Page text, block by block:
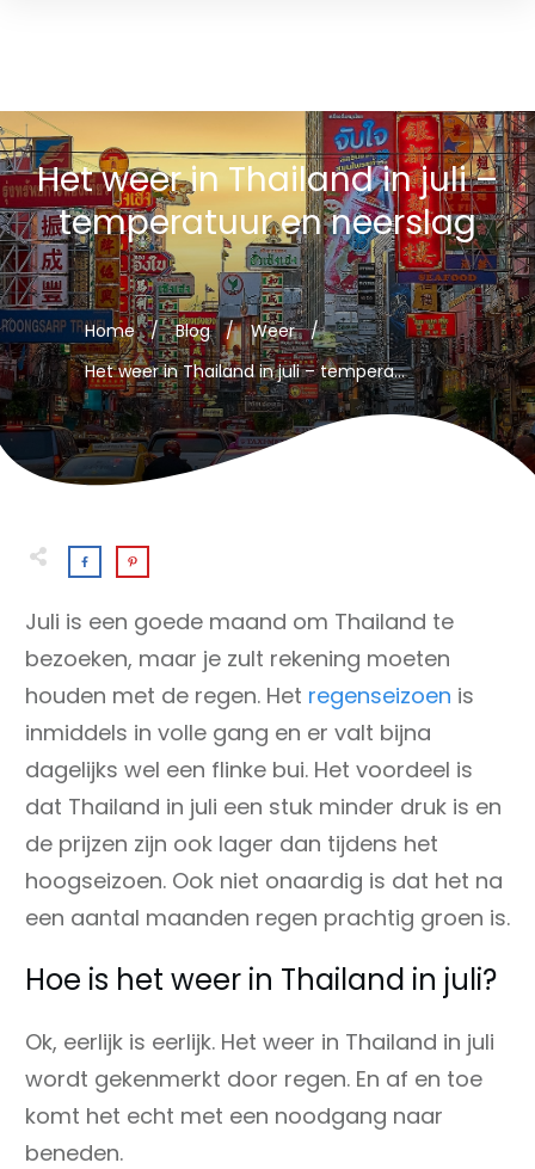
Het weer in Thailand in juli –
temperatuur en neerslag
Home / Blog / Weer
/
Het weer in Thailand in juli – temperatuur en neerslag
Juli is een goede maand om Thailand te
bezoeken, maar je zult rekening moeten
houden met de regen. Het regenseizoen is
inmiddels in volle gang en er valt bijna
dagelijks wel een flinke bui. Het voordeel is
dat Thailand in juli een stuk minder druk is en
de prijzen zijn ook lager dan tijdens het
hoogseizoen. Ook niet onaardig is dat het na
een aantal maanden regen prachtig groen is.
Hoe is het weer in Thailand in juli?
Ok, eerlijk is eerlijk. Het weer in Thailand in juli
wordt gekenmerkt door regen. En af en toe
komt het echt met een noodgang naar
beneden.